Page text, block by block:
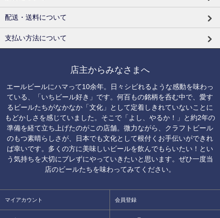
配送・送料について
支払い方法について
店主からみなさまへ
エールビールにハマって10余年。日々シビれるような感動を味わっ
ている、「いちビール好き」です。何百もの銘柄を呑む中で、愛す
るビールたちがなかなか「文化」として定着しきれていないことに
もどかしさを感じていました。そこで「よし、やるか！」と約2年の
準備を経て立ち上げたのがこの店舗。微力ながら、クラフトビール
のもつ素晴らしさが、日本でも文化として根付くお手伝いができれ
ば幸いです。多くの方に美味しいビールを飲んでもらいたい！とい
う気持ちを大切にブレずにやっていきたいと思います。ぜひ一度当
店のビールたちを味わってみてください。
マイアカウント 会員登録